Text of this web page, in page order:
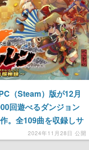
称賛の声
（Steam）版が12月
回遊べるダンジョン
。全109曲を収録しサ
がセットになったバン
2024年11月28日 公開